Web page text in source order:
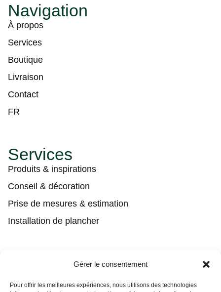
Gérer le consentement
Pour offrir les meilleures expériences, nous utilisons des technologies
Navigation
À propos
Services
Boutique
Livraison
Contact
FR
Services
Produits & inspirations
Conseil & décoration
Prise de mesures & estimation
Installation de plancher